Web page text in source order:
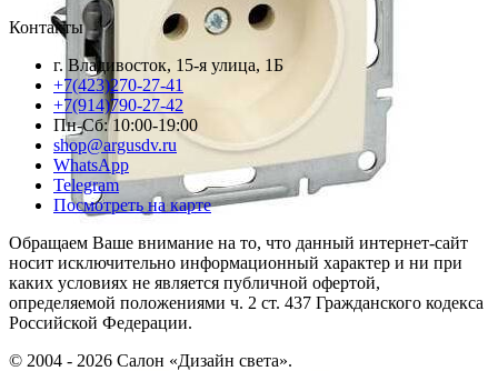
Контакты
г. Владивосток, 15-я улица, 1Б
+7(423)270-27-41
+7(914)790-27-42
Пн-Сб: 10:00-19:00
shop@argusdv.ru
WhatsApp
Telegram
Посмотреть на карте
Обращаем Ваше внимание на то, что данный интернет-сайт
носит исключительно информационный характер и ни при
каких условиях не является публичной офертой,
определяемой положениями ч. 2 ст. 437 Гражданского кодекса
Российской Федерации.
© 2004 - 2026 Салон «Дизайн света».